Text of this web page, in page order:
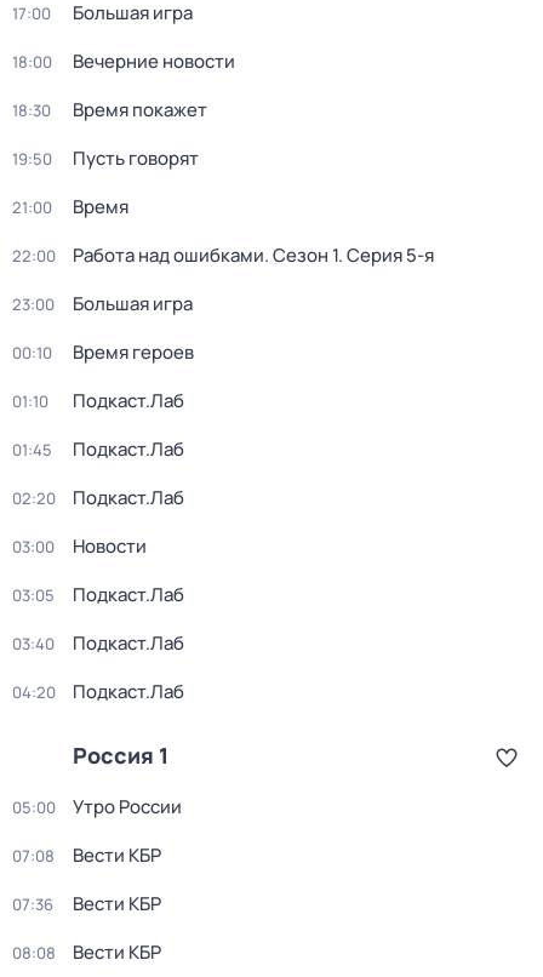
17:00 Большая игра
18:00 Вечерние новости
18:30 Время покажет
19:50 Пусть говорят
21:00 Время
22:00 Работа над ошибками. Сезон 1. Серия 5-я
23:00 Большая игра
00:10 Время героев
01:10 Подкаст.Лаб
01:45 Подкаст.Лаб
02:20 Подкаст.Лаб
03:00 Новости
03:05 Подкаст.Лаб
03:40 Подкаст.Лаб
04:20 Подкаст.Лаб
Россия 1
05:00 Утро России
07:08 Вести КБР
07:36 Вести КБР
08:08 Вести КБР